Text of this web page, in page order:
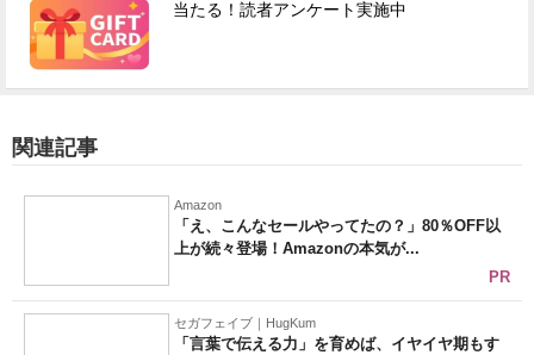
当たる！読者アンケート実施中
関連記事
Amazon
「え、こんなセールやってたの？」80％OFF以
上が続々登場！Amazonの本気が...
PR
セガフェイブ｜HugKum
「言葉で伝える力」を育めば、イヤイヤ期もす